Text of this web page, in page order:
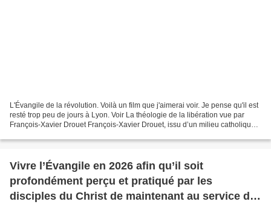
L'Évangile de la révolution. Voilà un film que j'aimerai voir. Je pense qu'il est
resté trop peu de jours à Lyon. Voir La théologie de la libération vue par
François-Xavier Drouet François‑Xavier Drouet, issu d’un milieu catholique
Vivre l’Évangile en 2026 afin qu’il soit
profondément perçu et pratiqué par les
disciples du Christ de maintenant au service du